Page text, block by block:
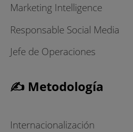
Marketing Intelligence
Responsable Social Media
Jefe de Operaciones
✍ Metodología
Internacionalización